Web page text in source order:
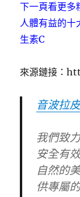
下一頁看更多
人體有益的十
生素C
來源鏈接：
音波拉
我們致
安全有
自然的
供專屬